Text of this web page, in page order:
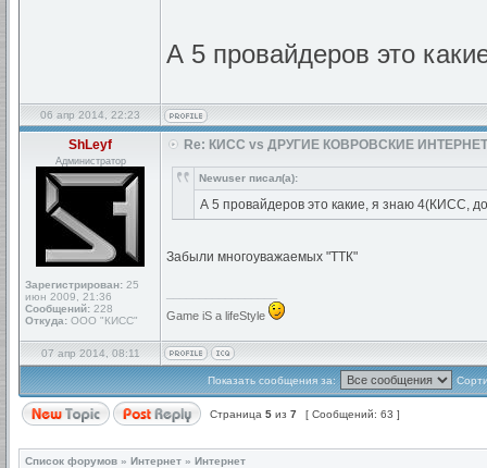
А 5 провайдеров это
06 апр 2014, 22:23
ShLeyf
Администратор
Зарегистрирован: 25
июн 2009, 21:36
Сообщений: 228
Откуда: ООО "КИСС"
Re: КИСС vs ДРУГИЕ КОВРОВСКИЕ
Newuser писал(а):
А 5 провайдеров это какие, я знаю 4(КИСС,
Забыли многоуважаемых "ТТК"
Game iS a lifeStyle
07 апр 2014, 08:11
Показать сообщения за:
Страница 5 из 7 [ Сообщений: 63 ]
Список форумов » Интернет » Интернет